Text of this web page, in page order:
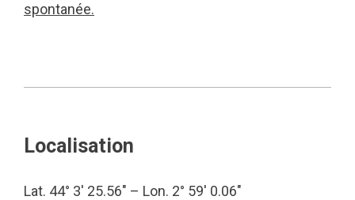
spontanée.
Localisation
Lat. 44° 3′ 25.56″ – Lon. 2° 59′ 0.06″